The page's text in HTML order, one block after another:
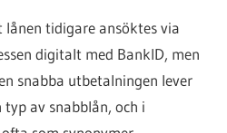
tidigare ansöktes via
digitalt med BankID, men
snabba utbetalningen lever
av snabblån, och i